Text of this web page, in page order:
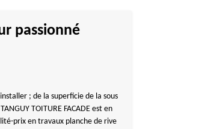
passionné
; de la superficie de la sous
TOITURE FACADE est en
prix en travaux planche de rive